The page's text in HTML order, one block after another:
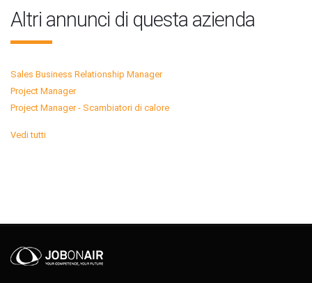
Altri annunci di questa azienda
Sales Business Relationship Manager
Project Manager
Project Manager - Scambiatori di calore
Vedi tutti